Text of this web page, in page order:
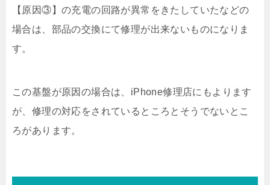
【原因③】の充電の回路が異常をきたしていたなどの
場合は、部品の交換にて修理が出来ないものになりま
す。
この基盤が原因の場合は、iPhone修理店にもよります
が、修理の対応をされているところとそうでないとこ
ろがあります。